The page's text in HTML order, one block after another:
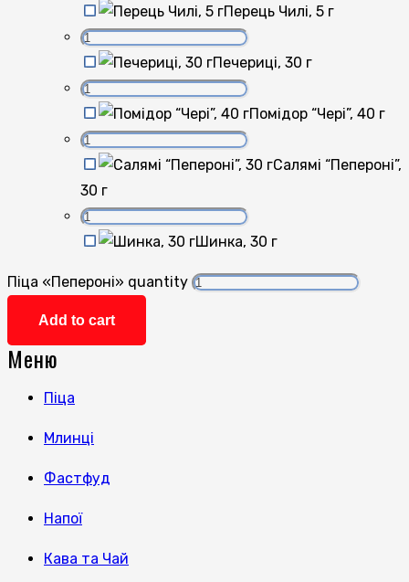
Перець Чилі, 5 г
Печериці, 30 г
Помідор “Чері”, 40 г
Салямі “Пепероні”,
30 г
Шинка, 30 г
Піца «Пепероні» quantity
Add to cart
Меню
Піца
Млинці
Фастфуд
Напої
Кава та Чай